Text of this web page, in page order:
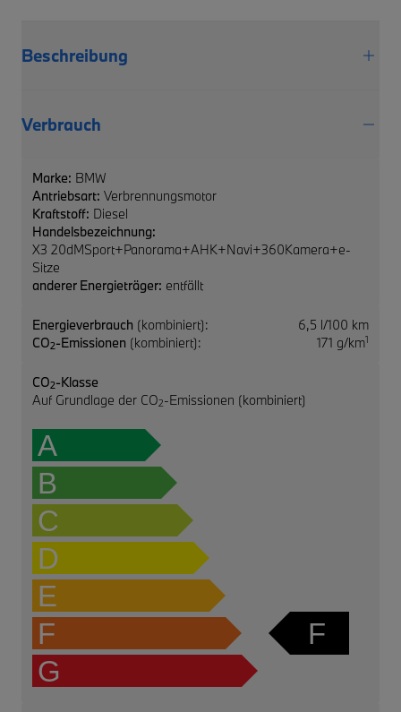
Beschreibung
Verbrauch
Marke: BMW
Antriebsart: Verbrennungsmotor
Kraftstoff: Diesel
Handelsbezeichnung:
X3 20dMSport+Panorama+AHK+Navi+360Kamera+e-
Sitze
anderer Energieträger: entfällt
Energieverbrauch (kombiniert):
6,5 l/100 km
CO2-Emissionen (kombiniert): 171 g/km1
CO2-Klasse
Auf Grundlage der CO2-Emissionen (kombiniert)
A
B
C
D
E
F
G
F